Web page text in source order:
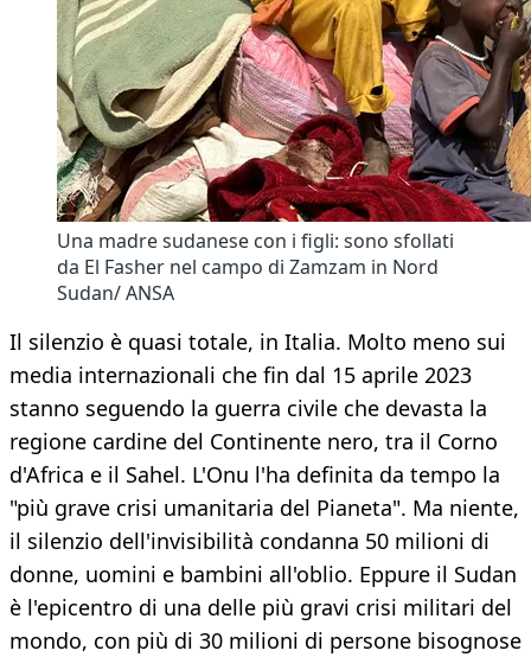
Una madre sudanese con i figli: sono sfollati
da El Fasher nel campo di Zamzam in Nord
Sudan/ ANSA
Il silenzio è quasi totale, in Italia. Molto meno sui
media internazionali che fin dal 15 aprile 2023
stanno seguendo la guerra civile che devasta la
regione cardine del Continente nero, tra il Corno
d'Africa e il Sahel. L'Onu l'ha definita da tempo la
"più grave crisi umanitaria del Pianeta". Ma niente,
il silenzio dell'invisibilità condanna 50 milioni di
donne, uomini e bambini all'oblio. Eppure il Sudan
è l'epicentro di una delle più gravi crisi militari del
mondo, con più di 30 milioni di persone bisognose